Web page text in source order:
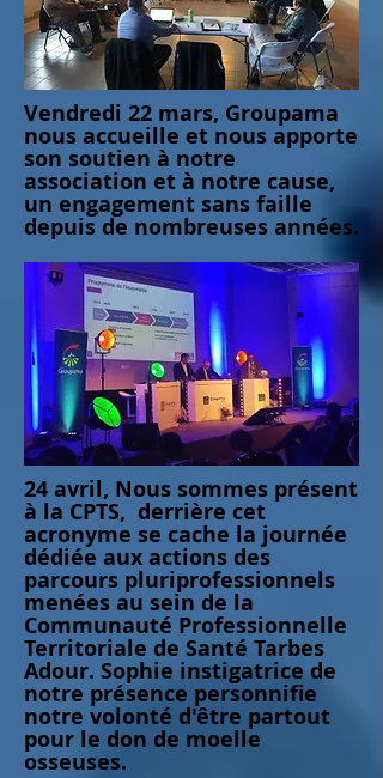
Vendredi 22 mars, Groupama
nous accueille et nous apporte
son soutien à notre
association et à notre cause,
un engagement sans faille
depuis de nombreuses années.
24 avril, Nous sommes présent
à la CPTS, derrière cet
acronyme se cache la journée
dédiée aux actions des
parcours pluriprofessionnels
menées au sein de la
Communauté Professionnelle
Territoriale de Santé Tarbes
Adour. Sophie instigatrice de
notre présence personnifie
notre volonté d'être partout
pour le don de moelle
osseuses.